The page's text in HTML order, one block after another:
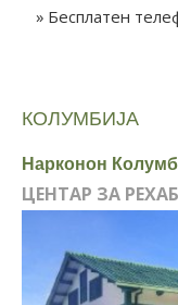
» Бесплатен
КОЛУМБИЈА
Нарконон
ЦЕНТАР ЗА